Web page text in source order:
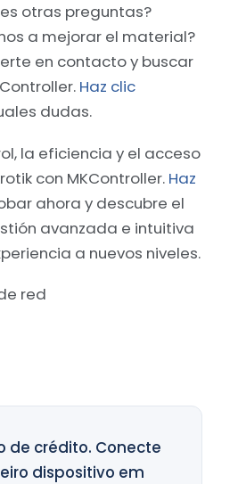
otras preguntas?
a mejorar el material?
en contacto y buscar
Haz clic
dudas.
la eficiencia y el acceso
con MKController. Haz
ahora y descubre el
avanzada e intuitiva
a nuevos niveles.
red
de crédito. Conecte
dispositivo em